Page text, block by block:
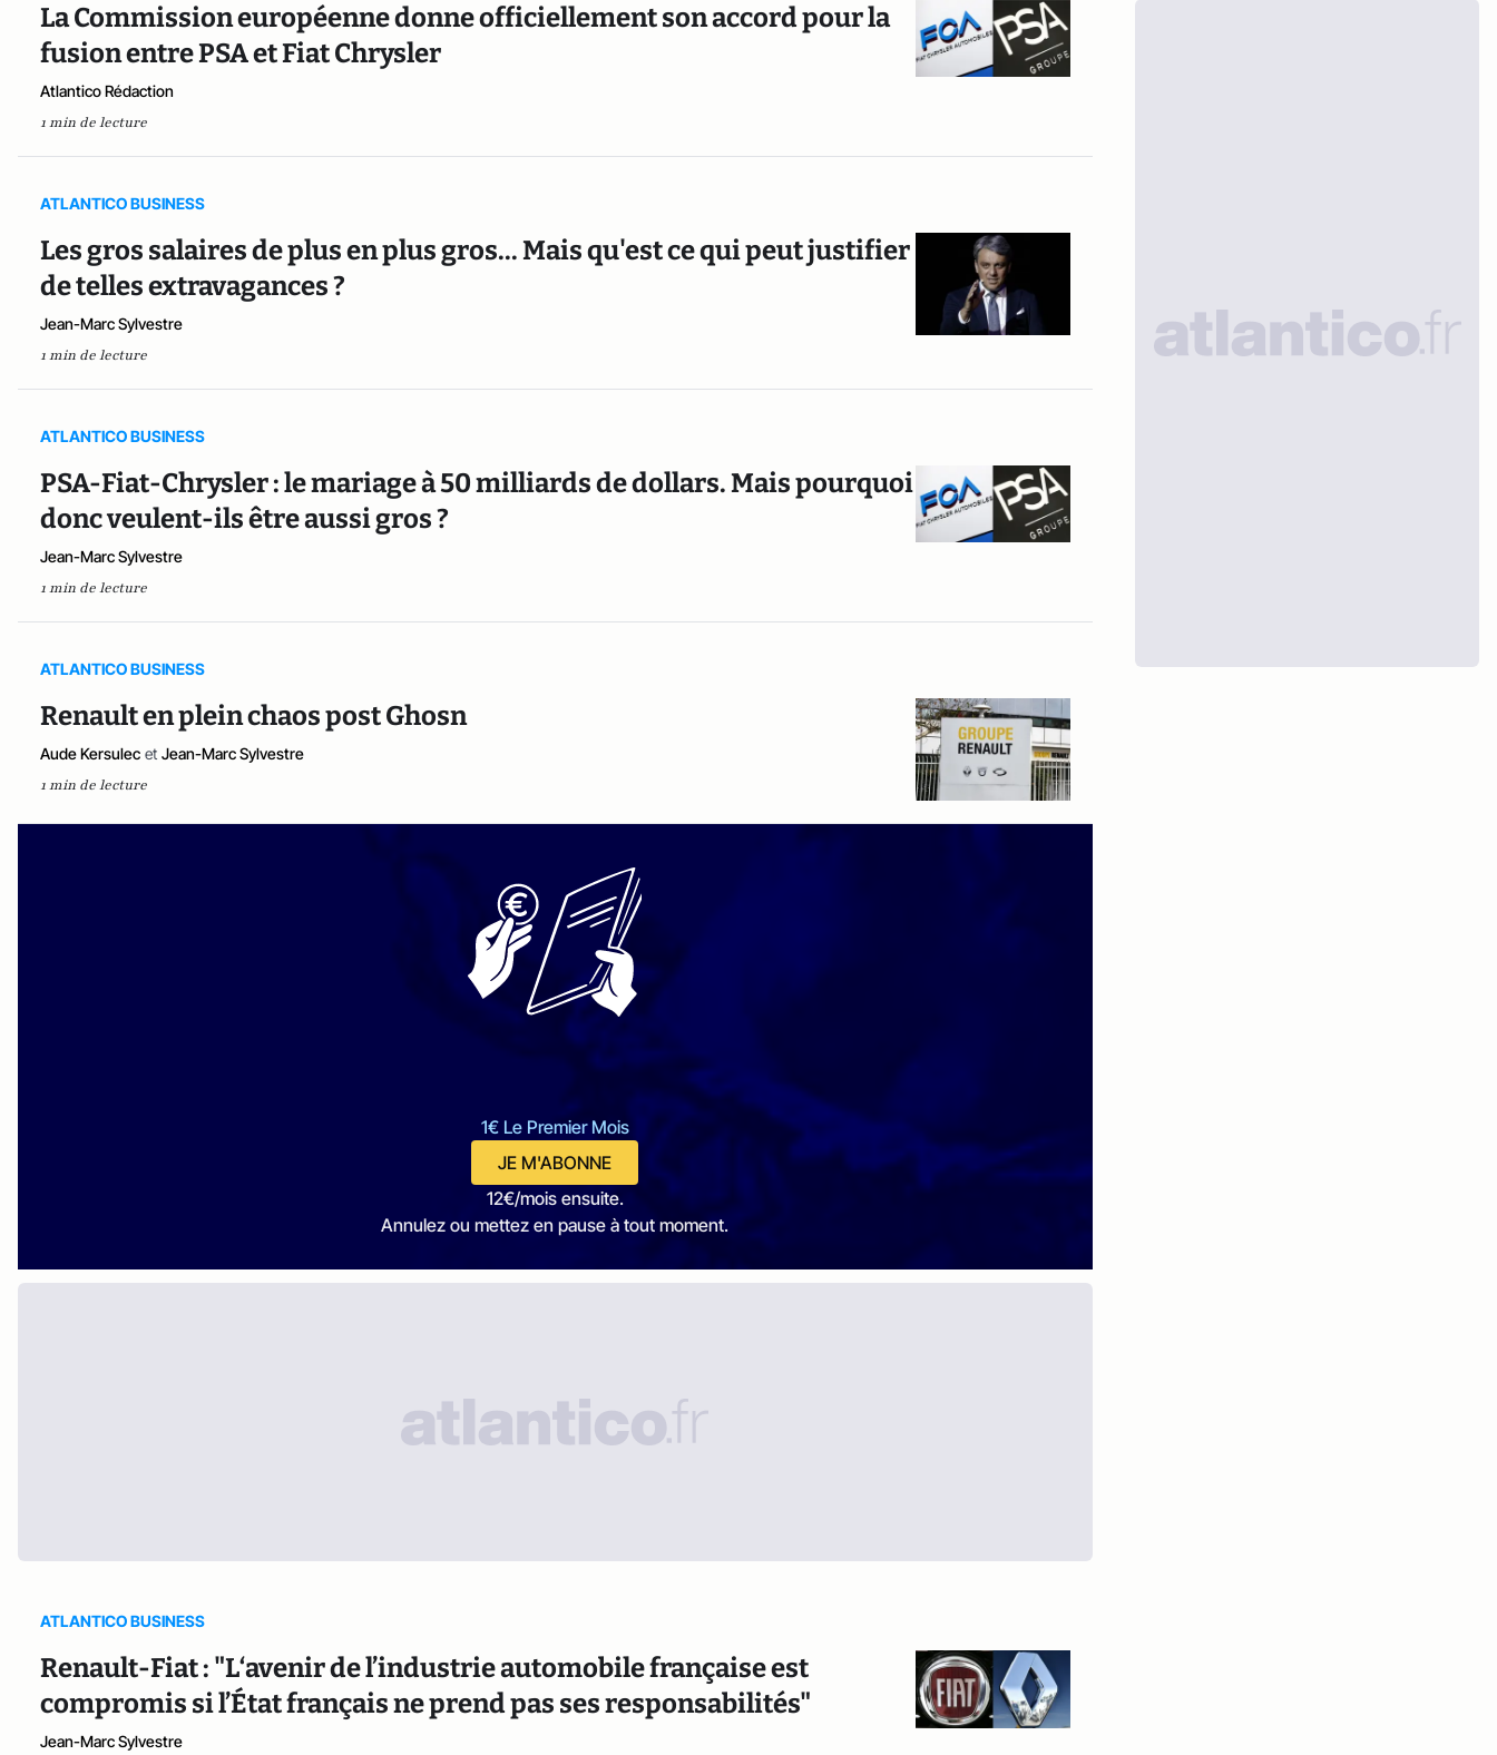
La Commission européenne donne officiellement son accord pour la
fusion entre PSA et Fiat Chrysler
Atlantico Rédaction
1 min de lecture
ATLANTICO BUSINESS
Les gros salaires de plus en plus gros... Mais qu'est ce qui peut justifier
de telles extravagances ?
Jean-Marc Sylvestre
1 min de lecture
ATLANTICO BUSINESS
PSA-Fiat-Chrysler : le mariage à 50 milliards de dollars. Mais pourquoi
donc veulent-ils être aussi gros ?
Jean-Marc Sylvestre
1 min de lecture
ATLANTICO BUSINESS
Renault en plein chaos post Ghosn
Aude Kersulec et Jean-Marc Sylvestre
1 min de lecture
1€ Le Premier Mois
JE M'ABONNE
12€/mois ensuite.
Annulez ou mettez en pause à tout moment.
ATLANTICO BUSINESS
Renault-Fiat : "L‘avenir de l’industrie automobile française est
compromis si l’État français ne prend pas ses responsabilités"
Jean-Marc Sylvestre